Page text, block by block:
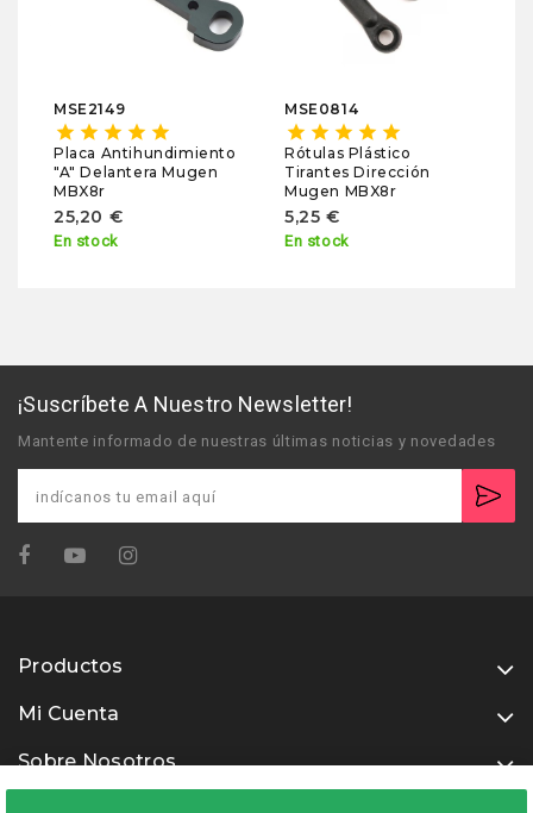
MSE2149
star star star star star
Placa Antihundimiento
"A" Delantera Mugen
MBX8r
25,20 €
En stock
MSE0814
star star star star star
Rótulas Plástico
Tirantes Dirección
Mugen MBX8r
5,25 €
En stock
¡Suscríbete A Nuestro Newsletter!
Mantente informado de nuestras últimas noticias y novedades
Productos
Mi Cuenta
Sobre Nosotros